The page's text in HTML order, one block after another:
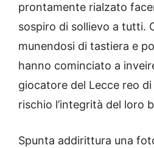
prontamente rialzato
sospiro di sollievo a tutti.
munendosi di tastiera e
hanno cominciato a
giocatore del Lecce reo di
rischio l’integrità del loro
Spunta addirittura una